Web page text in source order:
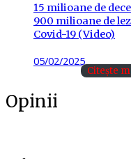
15 milioane de
900 milioane de
Covid-19 (Video)
Posted
05/02/2025
Citește
Opinii